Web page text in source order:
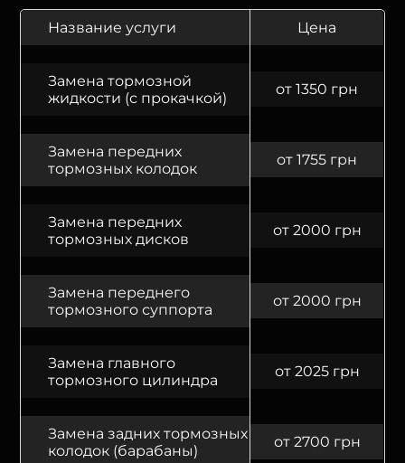
Название услуги Цена
Замена тормозной
жидкости (с прокачкой)
от 1350 грн
Замена передних
тормозных колодок
от 1755 грн
Замена передних
тормозных дисков
от 2000 грн
Замена переднего
тормозного суппорта
от 2000 грн
Замена главного
тормозного цилиндра
от 2025 грн
Замена задних тормозных
колодок (барабаны)
от 2700 грн